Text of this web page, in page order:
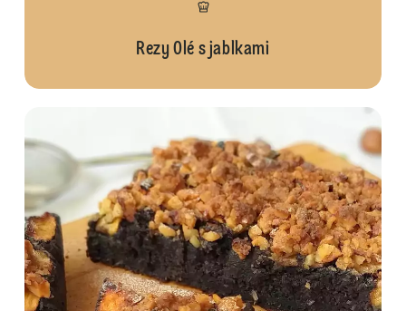
Rezy Olé s jablkami